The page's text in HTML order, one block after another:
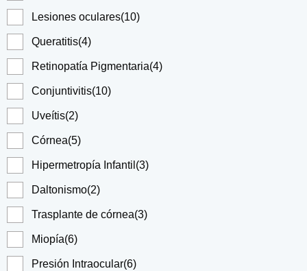
Lesiones oculares(10)
Queratitis(4)
Retinopatía Pigmentaria(4)
Conjuntivitis(10)
Uveítis(2)
Córnea(5)
Hipermetropía Infantil (3)
Daltonismo(2)
Trasplante de córnea(3)
Miopía(6)
Presión Intraocular(6)